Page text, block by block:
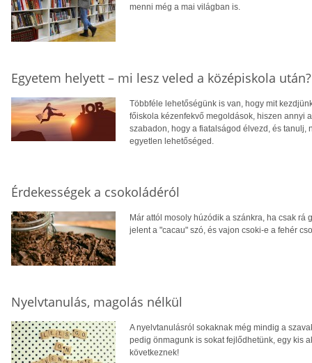
menni még a mai világban is.
Egyetem helyett – mi lesz veled a középiskola után?
Többféle lehetőségünk is van, hogy mit
főiskola kézenfekvő megoldások, hiszen annyi
szabadon, hogy a fiatalságod élvezd, és tanulj,
egyetlen lehetőséged.
Érdekességek a csokoládéról
Már attól mosoly húzódik a szánkra, ha csak rá
jelent a "cacau" szó, és vajon csoki-e a fehér
Nyelvtanulás, magolás nélkül
A nyelvtanulásról sokaknak még mindig a
pedig önmagunk is sokat fejlődhetünk, egy kis
következnek!